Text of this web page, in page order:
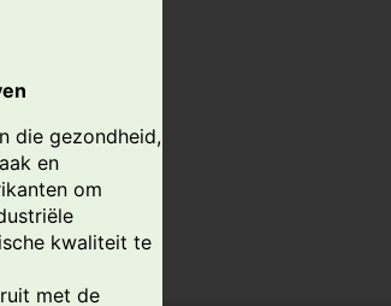
die gezondheid,
en
om
kwaliteit te
met de